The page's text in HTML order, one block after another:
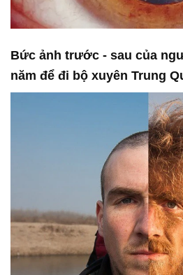
Bức ảnh trước - sau của
năm để đi bộ xuyên Trung